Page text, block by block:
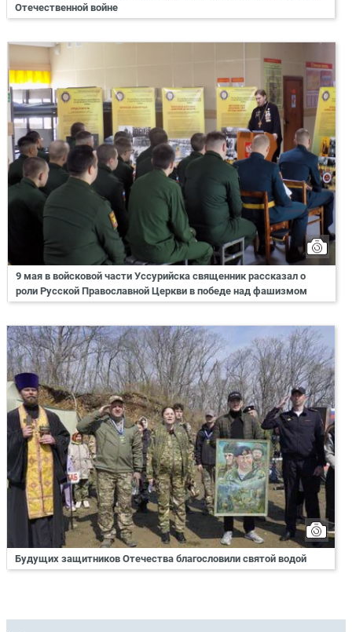
Отечественной войне
9 мая в войсковой части Уссурийска священник рассказал о
роли Русской Православной Церкви в победе над фашизмом
Будущих защитников Отечества благословили святой водой